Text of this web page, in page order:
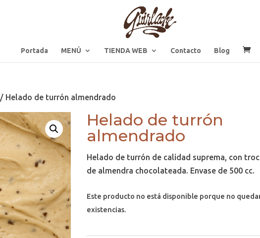
Portada MENÚ TIENDA WEB Contacto Blog
/ Helado de turrón almendrado
Helado de turrón
almendrado
Helado de turrón de calidad suprema, con
de almendra chocolateada. Envase de 500 cc.
Este producto no está disponible porque no
existencias.